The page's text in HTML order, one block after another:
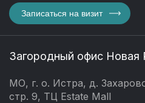
Записаться на визит
Загородный офис Новая
МО, г. о. Истра, д.
стр. 9, ТЦ Estate Mall